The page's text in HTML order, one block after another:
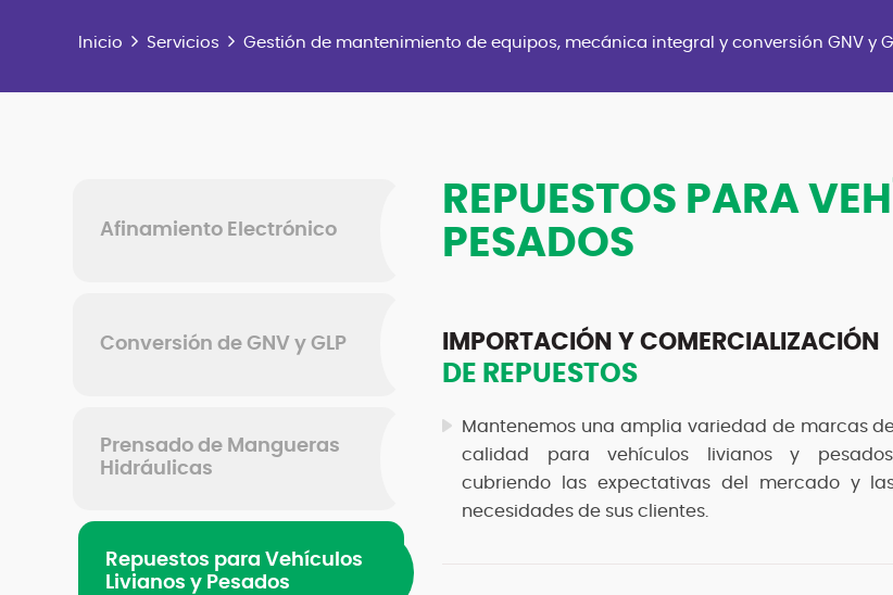
Inicio Servicios Gestión de mantenimiento de equipos, mecánica integral y conversión GNV y
Afinamiento Electrónico
Conversión de GNV y GLP
Prensado de Mangueras
Hidráulicas
Repuestos para Vehículos
Livianos y Pesados
REPUESTOS PARA
PESADOS
IMPORTACIÓN Y COMERCIALIZACIÓN
DE REPUESTOS
Mantenemos una amplia variedad de marcas
calidad para vehículos livianos y
cubriendo las expectativas del mercado y
necesidades de sus clientes.